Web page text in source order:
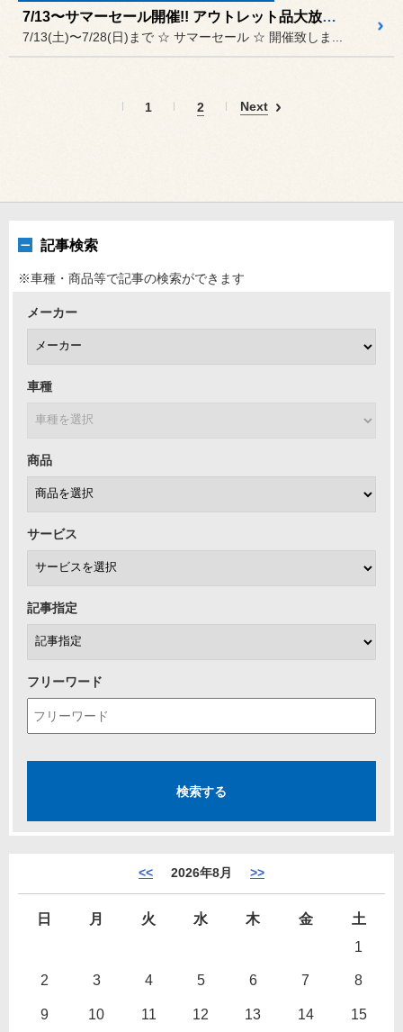
7/13〜サマーセール開催!! アウトレット品大放出!!
7/13(土)〜7/28(日)まで ☆ サマーセール ☆ 開催致しま...
1 2 Next
記事検索
※車種・商品等で記事の検索ができます
メーカー
車種
商品
サービス
記事指定
フリーワード
<< 2026年8月 >>
日 月 火 水 木 金
土
1
2 3 4 5 6 7 8
9 10 11 12 13 14 15